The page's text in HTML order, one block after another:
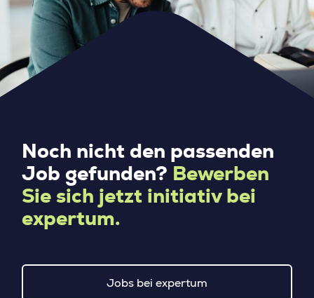
Noch nicht den passenden
Job gefunden? Bewerben
Sie sich jetzt initiativ bei
expertum.
Jobs bei expertum